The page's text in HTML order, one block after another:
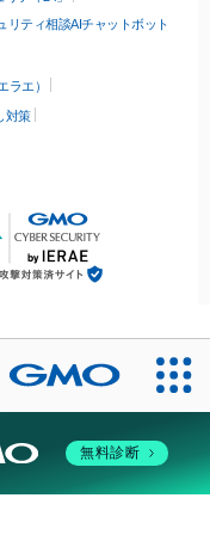
リティ相談AIチャットボット
エ）
対策
無料診断